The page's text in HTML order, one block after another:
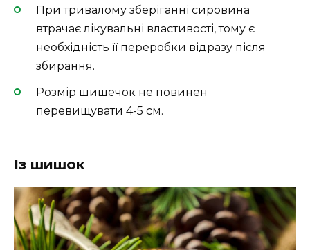
При тривалому зберіганні сировина
втрачає лікувальні властивості, тому є
необхідність її переробки відразу після
збирання.
Розмір шишечок не повинен
перевищувати 4-5 см.
Із шишок